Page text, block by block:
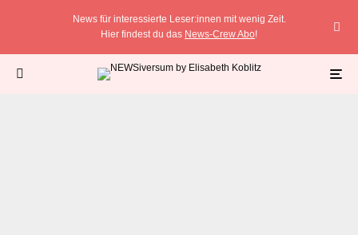
News für interessierte Leser:innen mit wenig Zeit.
Hier findest du das News-Crew Abo!